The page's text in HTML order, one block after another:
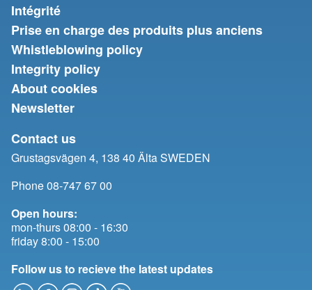
Intégrité
Prise en charge des produits plus anciens
Whistleblowing policy
Integrity policy
About cookies
Newsletter
Contact us
Grustagsvägen 4, 138 40 Älta SWEDEN
Phone 08-747 67 00
Open hours:
mon-thurs 08:00 - 16:30
friday 8:00 - 15:00
Follow us to recieve the latest updates